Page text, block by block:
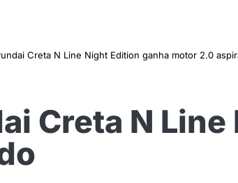
Creta N Line Night Edition ganha motor 2.0
Creta N